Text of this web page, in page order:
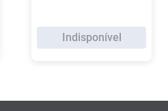
Indisponível